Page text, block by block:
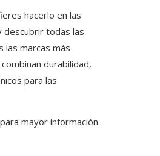
hacerlo en las
descubrir todas las
las marcas más
durabilidad,
para las
mayor información.